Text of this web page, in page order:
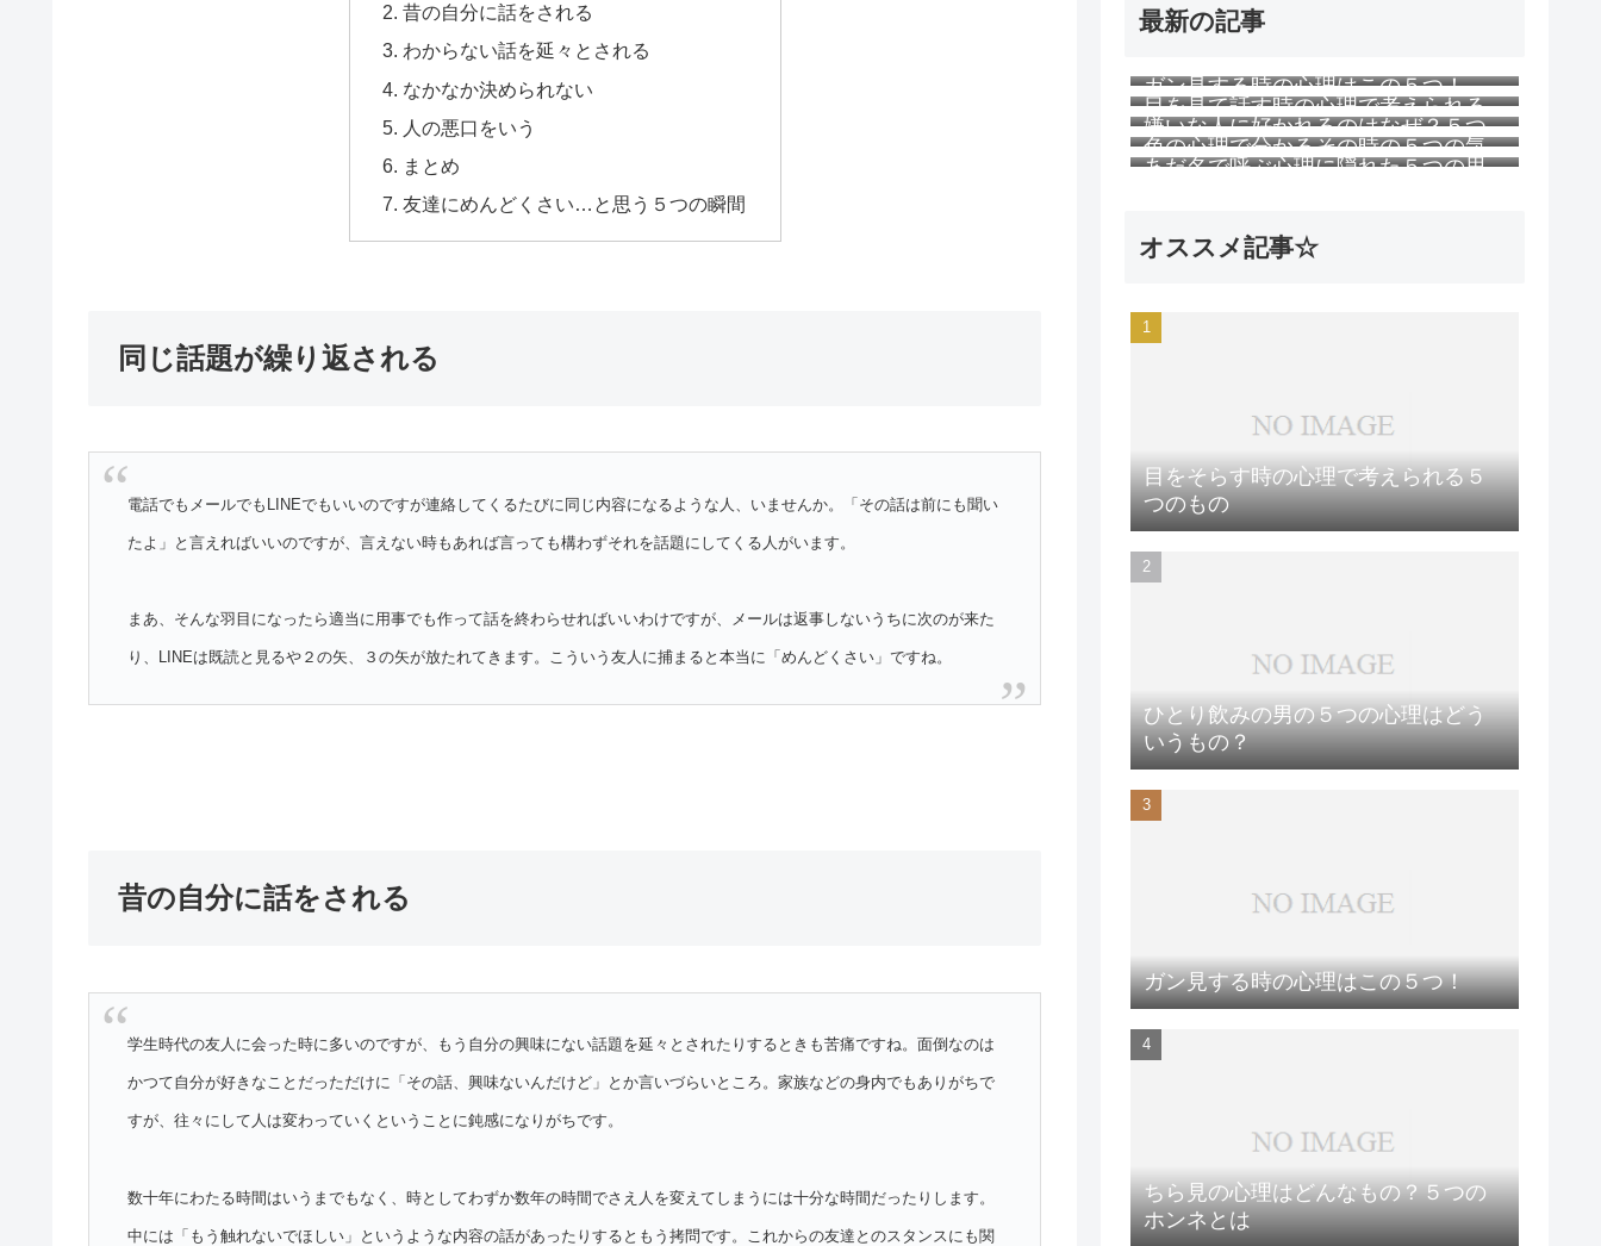
昔の自分に話をされる
わからない話を延々とされる
なかなか決められない
人の悪口をいう
まとめ
友達にめんどくさい…と思う５つの瞬間
同じ話題が繰り返される
電話でもメールでもLINEでもいいのですが連絡してくるたびに同じ内容になるような人、いませんか。「その話は前にも聞い
たよ」と言えればいいのですが、言えない時もあれば言っても構わずそれを話題にしてくる人がいます。
まあ、そんな羽目になったら適当に用事でも作って話を終わらせればいいわけですが、メールは返事しないうちに次のが来た
り、LINEは既読と見るや２の矢、３の矢が放たれてきます。こういう友人に捕まると本当に「めんどくさい」ですね。
昔の自分に話をされる
学生時代の友人に会った時に多いのですが、もう自分の興味にない話題を延々とされたりするときも苦痛ですね。面倒なのは
かつて自分が好きなことだっただけに「その話、興味ないんだけど」とか言いづらいところ。家族などの身内でもありがちで
すが、往々にして人は変わっていくということに鈍感になりがちです。
数十年にわたる時間はいうまでもなく、時としてわずか数年の時間でさえ人を変えてしまうには十分な時間だったりします。
中には「もう触れないでほしい」というような内容の話があったりするともう拷問です。これからの友達とのスタンスにも関
最新の記事
ガン見する時の心理はこの５つ！
目を見て話す時の心理で考えられる
５つのこと
嫌いな人に好かれるのはなぜ？５つ
の理由
色の心理で分かるその時の５つの気
持ち
あだ名で呼ぶ心理に隠れた５つの思
オススメ記事☆
目をそらす時の心理で考えられる５
つのもの
ひとり飲みの男の５つの心理はどう
いうもの？
ガン見する時の心理はこの５つ！
ちら見の心理はどんなもの？５つの
ホンネとは